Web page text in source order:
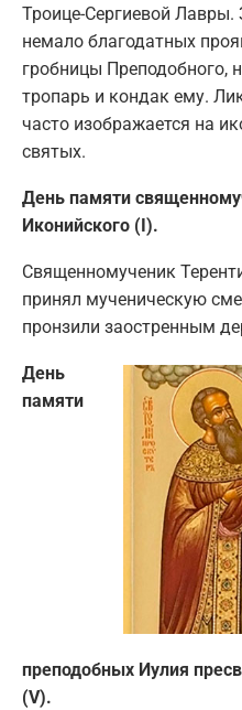
Троице-Сергиевой Лавры.
немало благодатных
гробницы Преподобного,
тропарь и кондак ему.
часто изображается на
святых.
День памяти
Иконийского (I).
Священномученик
принял мученическую
пронзили заостренным
День
памяти
преподобных Иулия
(V).